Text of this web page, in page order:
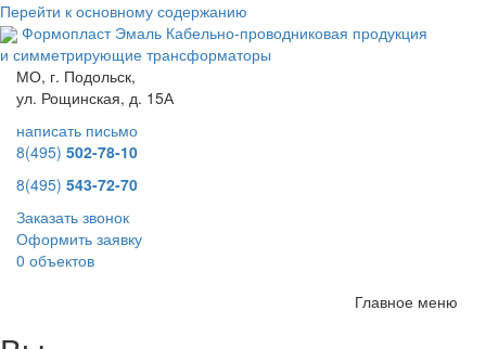
Перейти к основному содержанию
Формопласт Эмаль Кабельно-проводниковая продукция
и симметрирующие трансформаторы
МО, г. Подольск,
ул. Рощинская, д. 15А
написать письмо
8(495) 502-78-10
8(495) 543-72-70
Заказать звонок
Оформить заявку
0 объектов
Главное меню